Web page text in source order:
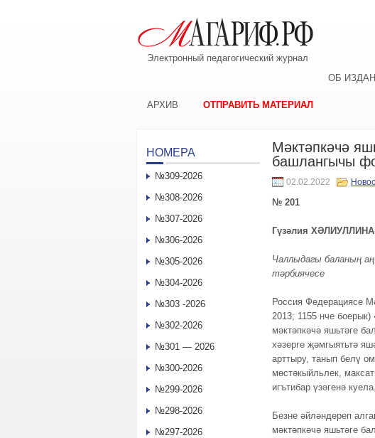
Электронный педагогический журнал
ОБ
АРХИВ ОТПРАВИТЬ МАТЕРИАЛ
Мәктәпкәчә
башлангычы
02.02.2022
№ 201
Гүзәлия
Чаллыдагы баланың
тәрбиячесе
Россия Федерациясе
2013; 1155 нче
мәктәпкәчә яшьтәге
хәзерге җәмгыятьтә
арттыру, танып белү
мөстәкыйльлек,
игътибар үзәгенә куела.
Безне әйләндереп
мәктәпкәчә яшьтәге
НОМЕРА
№309-2026
№308-2026
№307-2026
№306-2026
№305-2026
№304-2026
№303 -2026
№302-2026
№301 — 2026
№300-2026
№299-2026
№298-2026
№297-2026